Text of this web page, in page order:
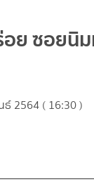
ย ซอยนิ
2564 ( 16:30 )